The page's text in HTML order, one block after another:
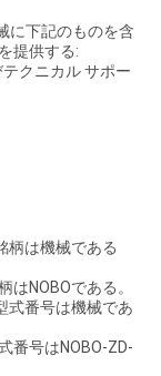
に下記のものを含
提供する:
クニカル サポー
柄は機械である
NOBOである。
式番号は機械であ
番号はNOBO-ZD-